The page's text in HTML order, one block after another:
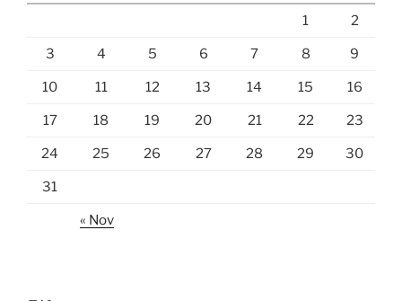
1 2
3 4 5 6 7 8 9
10 11 12 13 14 15 16
17 18 19 20 21 22 23
24 25 26 27 28 29 30
31
« Nov